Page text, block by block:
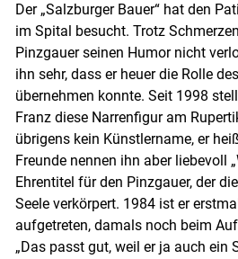
Der „Salzburger Bauer“ hat den
im Spital besucht. Trotz
Pinzgauer seinen Humor nicht
ihn sehr, dass er heuer die Rolle
übernehmen konnte. Seit 1998
Franz diese Narrenfigur am
übrigens kein Künstlername, er
Freunde nennen ihn aber liebevoll
Ehrentitel für den Pinzgauer, der
Seele verkörpert. 1984 ist er
aufgetreten, damals noch beim
„Das passt gut, weil er ja auch ein